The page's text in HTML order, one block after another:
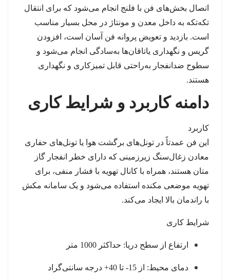
اتصال بخش‌های فن با فلنج انجام می‌شود که برای انتقال
تکه‌تکه به داخل معدن و مونتاژ در محل بسیار مناسب
است. بازدید و تعویض پروانه فن آسان است، افزودن
گریس و نگهداری یاتاقان‌ها به‌سادگی انجام می‌شود و
سطوح ضدانفجار به‌راحتی قابل تمیزکاری و نگهداری
هستند.
دامنه کاربرد و شرایط کاری
کاربرد
این فن عمدتاً در تونل‌های برگشت هوا یا تونل‌های حفاری
معادن زغال‌سنگ زیرزمینی که دارای خطر انفجار گاز
متان هستند، همراه با کانال تهویه با فشار منفی، برای
تهویه موضعی مکنده استفاده می‌شود و یک سامانه مکش
با راندمان بالا ایجاد می‌کند.
شرایط کاری
ارتفاع از سطح دریا: حداکثر 1000 متر
دمای محیط: از 15- تا 40+ درجه سانتی‌گراد